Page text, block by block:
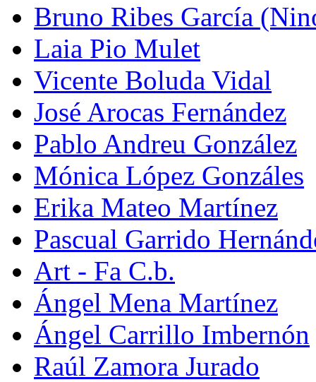
Bruno Ribes García
Laia Pio Mulet
Vicente Boluda Vidal
José Arocas Fernández
Pablo Andreu González
Mónica López Gonzáles
Erika Mateo Martínez
Pascual Garrido
Art - Fa C.b.
Ángel Mena Martínez
Ángel Carrillo Imbernón
Raúl Zamora Jurado